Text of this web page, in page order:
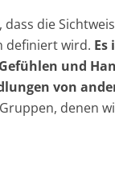
die
definiert wird. Es
und
von
denen